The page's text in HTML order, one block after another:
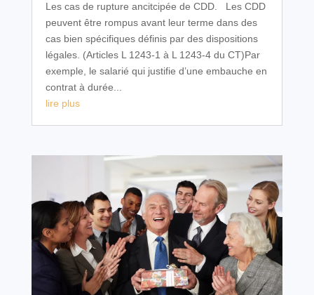
Les cas de rupture ancitcipée de CDD. Les CDD
peuvent être rompus avant leur terme dans des
cas bien spécifiques définis par des dispositions
légales. (Articles L 1243-1 à L 1243-4 du CT)Par
exemple, le salarié qui justifie d’une embauche en
contrat à durée...
lire plus